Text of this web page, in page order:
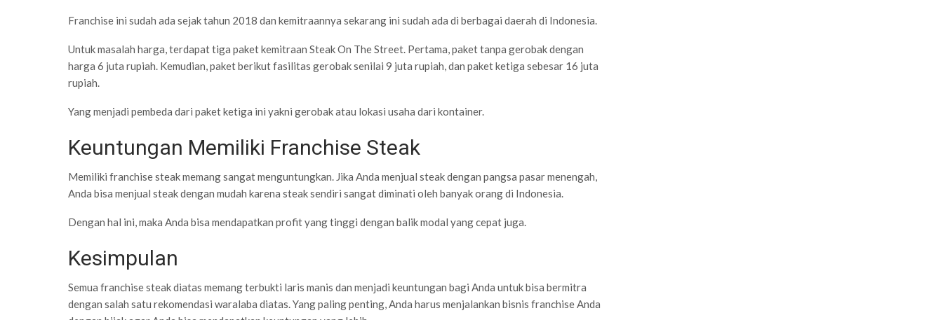
Franchise ini sudah ada sejak tahun 2018 dan kemitraannya sekarang ini sudah ada di berbagai daerah di Indonesia.
Untuk masalah harga, terdapat tiga paket kemitraan Steak On The Street. Pertama, paket tanpa gerobak dengan
harga 6 juta rupiah. Kemudian, paket berikut fasilitas gerobak senilai 9 juta rupiah, dan paket ketiga sebesar 16 juta
rupiah.
Yang menjadi pembeda dari paket ketiga ini yakni gerobak atau lokasi usaha dari kontainer.
Keuntungan Memiliki Franchise Steak
Memiliki franchise steak memang sangat menguntungkan. Jika Anda menjual steak dengan pangsa pasar menengah,
Anda bisa menjual steak dengan mudah karena steak sendiri sangat diminati oleh banyak orang di Indonesia.
Dengan hal ini, maka Anda bisa mendapatkan profit yang tinggi dengan balik modal yang cepat juga.
Kesimpulan
Semua franchise steak diatas memang terbukti laris manis dan menjadi keuntungan bagi Anda untuk bisa bermitra
dengan salah satu rekomendasi waralaba diatas. Yang paling penting, Anda harus menjalankan bisnis franchise Anda